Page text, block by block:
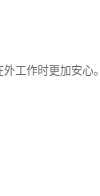
工作时更加安心。